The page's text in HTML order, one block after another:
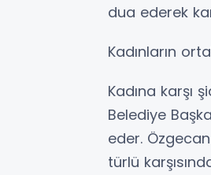
dua ederek
Kadınların
Kadına karşı
Belediye
eder.
türlü